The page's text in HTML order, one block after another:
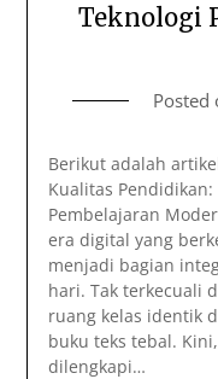
Teknologi
Posted
Berikut adalah
Kualitas
Pembelajaran
era digital yang
menjadi bagian
hari. Tak terkecuali
ruang kelas identik
buku teks tebal.
dilengkapi…